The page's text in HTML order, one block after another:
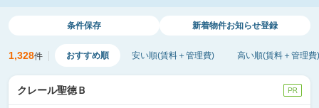
条件保存 新着物件お知らせ登録
1,328件 おすすめ順 安い順(賃料＋管理費) 高い順(賃料＋管理費)
クレール聖徳Ｂ